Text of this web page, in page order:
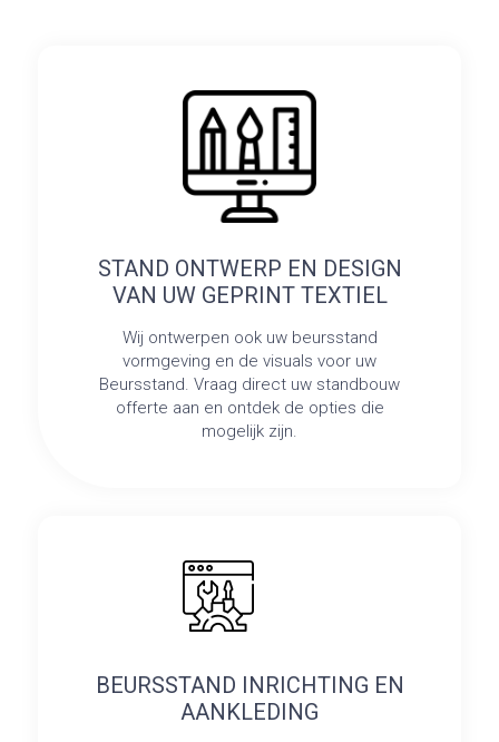
STAND ONTWERP EN DESIGN
VAN UW GEPRINT TEXTIEL
Wij ontwerpen ook uw beursstand
vormgeving en de visuals voor uw
Beursstand. Vraag direct uw standbouw
offerte aan en ontdek de opties die
mogelijk zijn.
BEURSSTAND INRICHTING EN
AANKLEDING